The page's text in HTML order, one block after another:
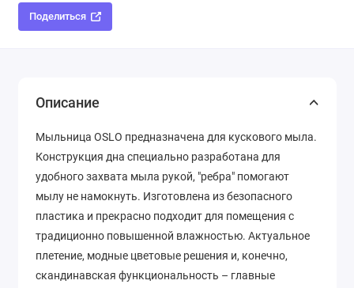
Поделиться
Описание
Мыльница OSLO предназначена для кускового мыла.
Конструкция дна специально разработана для
удобного захвата мыла рукой, "ребра" помогают
мылу не намокнуть. Изготовлена из безопасного
пластика и прекрасно подходит для помещения с
традиционно повышенной влажностью. Актуальное
плетение, модные цветовые решения и, конечно,
скандинавская функциональность – главные